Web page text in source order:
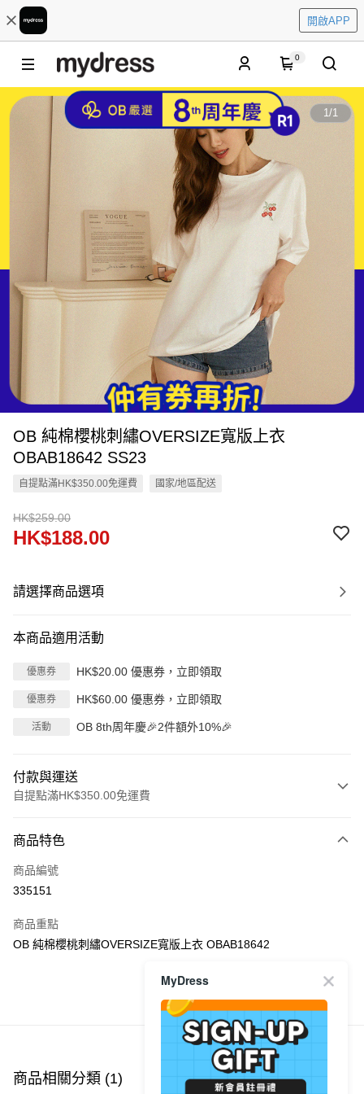
開啟APP
0
1/1
OB 純棉櫻桃刺繡OVERSIZE寬版上衣
OBAB18642 SS23
自提點滿HK$350.00免運費 國家/地區配送
HK$259.00
HK$188.00
請選擇商品選項
本商品適用活動
優惠券 HK$20.00 優惠券，立即領取
優惠券 HK$60.00 優惠券，立即領取
活動 OB 8th周年慶🎉2件額外10%🎉
付款與運送
自提點滿HK$350.00免運費
信用卡
Apple Pay
PayMe
每筆HK$40.00，滿HK$350.00或以上免運費
付款後順豐站及營業點
商品特色
商品編號
335151
商品重點
OB 純棉櫻桃刺繡OVERSIZE寬版上衣 OBAB18642
商品推薦
商品相關分類 (1)
MyDress